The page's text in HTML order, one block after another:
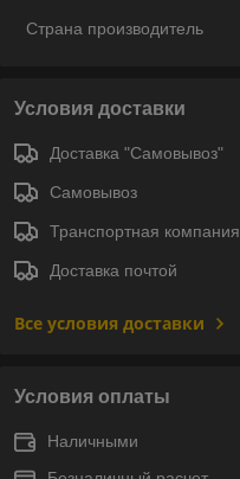
Страна производитель
Условия доставки
Доставка "Самовывоз"
Самовывоз
Транспортная компания
Доставка почтой
Все условия доставки
Условия оплаты
Наличными